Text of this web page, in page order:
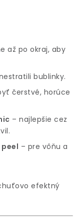
až po okraj, aby
bublinky.
čerstvé, horúce
– najlepšie cez
– pre vôňu a
efektný